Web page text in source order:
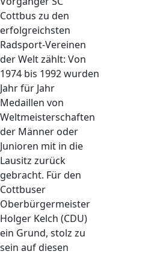
Cottbus zu den
erfolgreichsten
Radsport-Vereinen
der Welt zählt: Von
1974 bis 1992 wurden
Jahr für Jahr
Medaillen von
Weltmeisterschaften
der Männer oder
Junioren mit in die
Lausitz zurück
gebracht. Für den
Cottbuser
Oberbürgermeister
Holger Kelch (CDU)
ein Grund, stolz zu
sein auf diesen